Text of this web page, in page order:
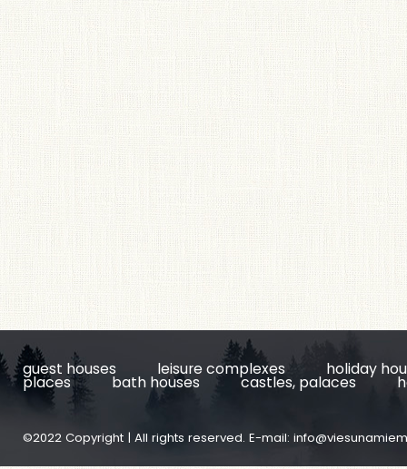
guest houses leisure complexes holiday
places bath houses castles, palaces
©2022 Copyright | All rights reserved. E-mail: